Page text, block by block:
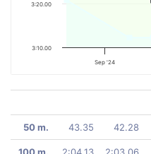
Sep '24
3:10.00
3:20.00
50 m. 43.35 42.28